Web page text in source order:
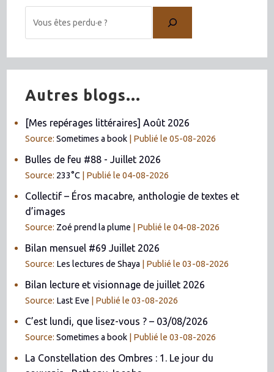
Autres blogs...
[Mes repérages littéraires] Août 2026
Source:Sometimes a book Publié le 05-08-2026
Bulles de feu #88 - Juillet 2026
Source: 233°C Publié le 04-08-2026
Collectif – Éros macabre, anthologie de textes et
d’images
Source: Zoé prend la plume Publié le 04-08-2026
Bilan mensuel #69 Juillet 2026
Source: Les lectures de Shaya Publié le 03-08-2026
Bilan lecture et visionnage de juillet 2026
Source: Last Eve Publié le 03-08-2026
C’est lundi, que lisez-vous ? – 03/08/2026
Source:Sometimes a book Publié le 03-08-2026
La Constellation des Ombres : 1. Le jour du